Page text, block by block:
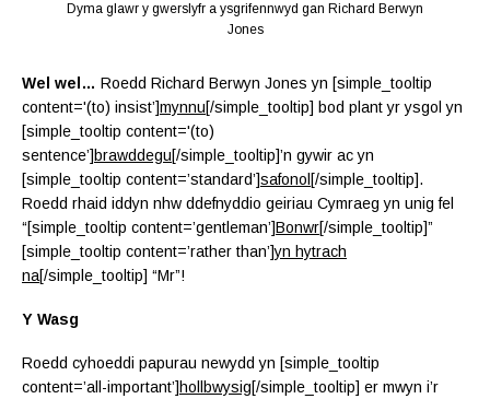
Dyma glawr y gwerslyfr a ysgrifennwyd gan Richard Berwyn
Jones
Wel wel… Roedd Richard Berwyn Jones yn [simple_tooltip
content='(to) insist’]mynnu[/simple_tooltip] bod plant yr ysgol yn
[simple_tooltip content='(to)
sentence’] brawddegu[/simple_tooltip]’n gywir ac yn
[simple_tooltip content=’standard’]safonol [/simple_tooltip].
Roedd rhaid iddyn nhw ddefnyddio geiriau Cymraeg yn unig fel
“[simple_tooltip content=’gentleman’]Bonwr[/simple_tooltip]”
[simple_tooltip content=’rather than’]yn hytrach
na[/simple_tooltip] “Mr”!
Y Wasg
Roedd cyhoeddi papurau newydd yn [simple_tooltip
content=’all-important’] hollbwysig[/simple_tooltip] er mwyn i’r